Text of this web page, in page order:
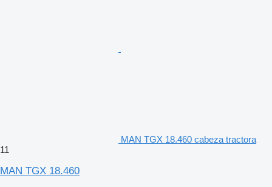
MAN TGX 18.460 cabeza tractora
11
MAN TGX 18.460